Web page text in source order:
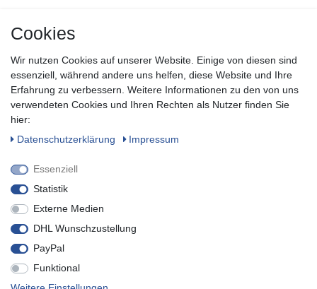
Sie keine Neuigkeit oder Aktion aus unserem Shop.
Zum Newsletter anmelden
SOCIAL
Cookies
Wir nutzen Cookies auf unserer Website. Einige von diesen sind
essenziell, während andere uns helfen, diese Website und Ihre
Erfahrung zu verbessern. Weitere Informationen zu den von uns
verwendeten Cookies und Ihren Rechten als Nutzer finden Sie
hier:
Daten­schutz­erklärung
Impressum
Essenziell
Statistik
Externe Medien
DHL Wunschzustellung
PayPal
Funktional